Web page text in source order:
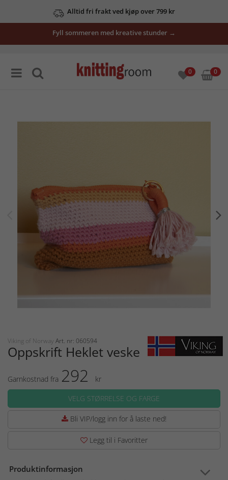
Alltid fri frakt ved kjøp over 799 kr
Fyll sommeren med kreative stunder →
0 0
Viking of Norway Art. nr: 060594
Oppskrift Heklet veske
Garnkostnad fra 292
kr
VELG STØRRELSE OG FARGE
Bli VIP/logg inn for å laste ned!
Legg til i Favoritter
Produktinformasjon